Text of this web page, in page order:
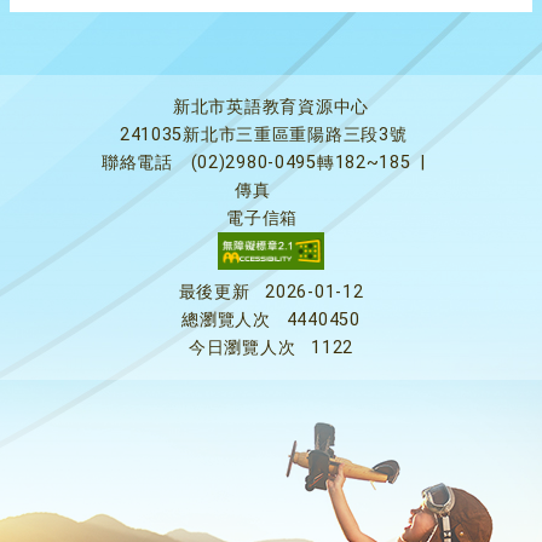
新北市英語教育資源中心
241035新北市三重區重陽路三段3號
聯絡電話
(02)2980-0495轉182~185
傳真
電子信箱
最後更新
2026-01-12
總瀏覽人次
4440450
今日瀏覽人次
1122